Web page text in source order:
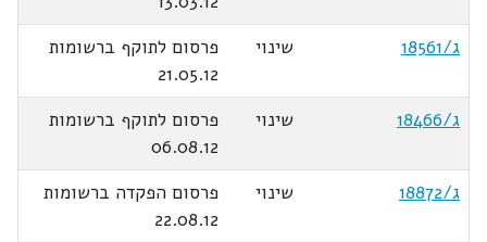
ג/18561
שינוי
פרסום לתוקף ברשומות
21.05.12
ג/18466
שינוי
פרסום לתוקף ברשומות
06.08.12
ג/18872
שינוי
פרסום הפקדה ברשומות
22.08.12